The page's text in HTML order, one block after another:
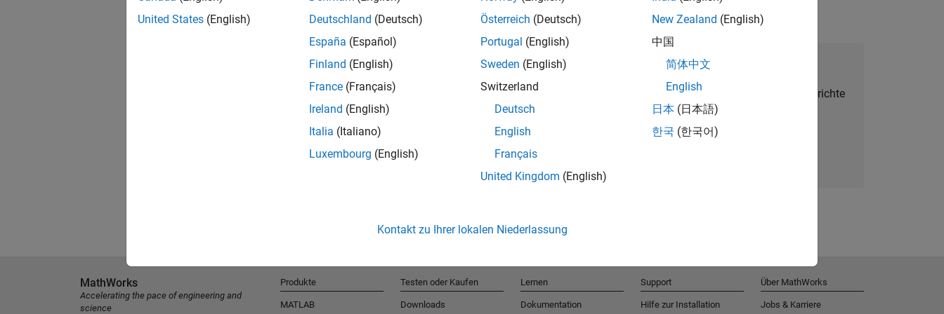
Talent Network beitreten
Erhalten Sie personalisierte Stellenangebote, Berichte
und Unternehmensneuigkeiten.
United States (English)
Deutschland (Deutsch)
España (Español)
Finland (English)
France (Français)
Ireland (English)
Italia (Italiano)
Luxembourg (English)
Österreich (Deutsch)
Portugal (English)
Sweden (English)
Switzerland
Deutsch
English
Français
United Kingdom (English)
New Zealand (English)
中国
简体中文
English
日本 (日本語)
한국 (한국어)
Kontakt zu Ihrer lokalen Niederlassung
MathWorks
Accelerating the pace of engineering and
science
Produkte
MATLAB
Testen oder Kaufen
Downloads
Lernen
Dokumentation
Support
Hilfe zur Installation
Über MathWorks
Jobs & Karriere